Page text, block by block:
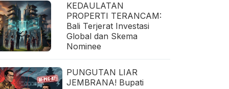
KEDAULATAN
PROPERTI TERANCAM:
Bali Terjerat Investasi
Global dan Skema
Nominee
PUNGUTAN LIAR
JEMBRANA! Bupati